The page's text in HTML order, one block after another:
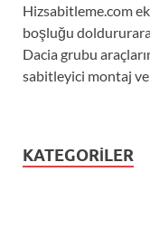
Hizsabitleme.com
boşluğu
Dacia grubu
sabitleyici montaj
KATEGORILER